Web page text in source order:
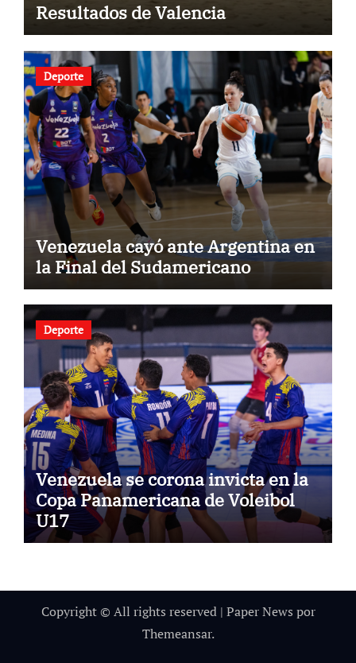
Resultados de Valencia
Deporte
Venezuela cayó ante Argentina en
la Final del Sudamericano
Deporte
Venezuela se corona invicta en la
Copa Panamericana de Voleibol
U17
Copyright © All rights reserved | Paper News por
Themeansar.